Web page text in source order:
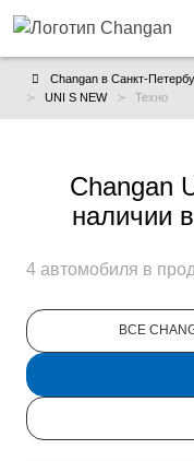
Changan в Санкт-
UNI S NEW
Техно
Changan
наличии
4 автомобиля в
ВСЕ